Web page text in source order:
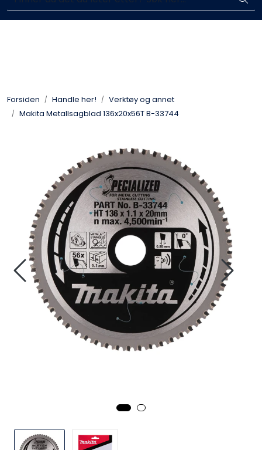
Skip to main contentEnkelt kjøp, hentes i butikk (Sandefjord)
Forsiden Handle her!
Verktøy og annet
Makita Metallsagblad 136x20x56T B-33744
Taktekking
Ventilasjon
Bildegalleri
Våre leverandører
Handle her!
Kunngjøringer!